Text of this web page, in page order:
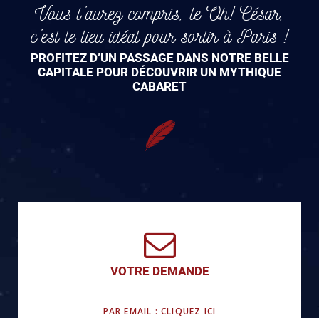
Vous l’aurez compris, le Oh! César,
c’est le lieu idéal pour sortir à Paris !
PROFITEZ D’UN PASSAGE DANS NOTRE BELLE
CAPITALE POUR DÉCOUVRIR UN MYTHIQUE
CABARET
VOTRE DEMANDE
PAR EMAIL : CLIQUEZ ICI